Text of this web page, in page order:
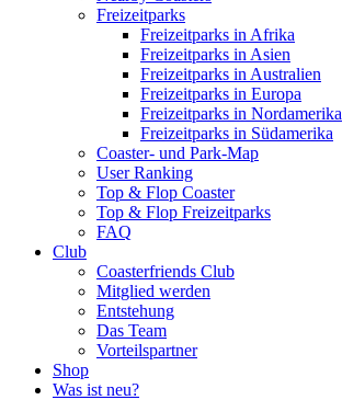
Freizeitparks
Freizeitparks in Afrika
Freizeitparks in Asien
Freizeitparks in Australien
Freizeitparks in Europa
Freizeitparks in Nordamerika
Freizeitparks in Südamerika
Coaster- und Park-Map
User Ranking
Top & Flop Coaster
Top & Flop Freizeitparks
FAQ
Club
Coasterfriends Club
Mitglied werden
Entstehung
Das Team
Vorteilspartner
Shop
Was ist neu?